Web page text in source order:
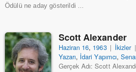
Ödülü ne aday gösterildi ...
Scott Alexander
Haziran 16, 1963 | İkizler |
Yazarı, İdari Yapımcı,
Gerçek Adı: Scott